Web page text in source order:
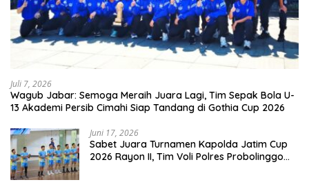
Juli 7, 2026
Wagub Jabar: Semoga Meraih Juara Lagi, Tim Sepak Bola U-
13 Akademi Persib Cimahi Siap Tandang di Gothia Cup 2026
Juni 17, 2026
Sabet Juara Turnamen Kapolda Jatim Cup
2026 Rayon II, Tim Voli Polres Probolinggo